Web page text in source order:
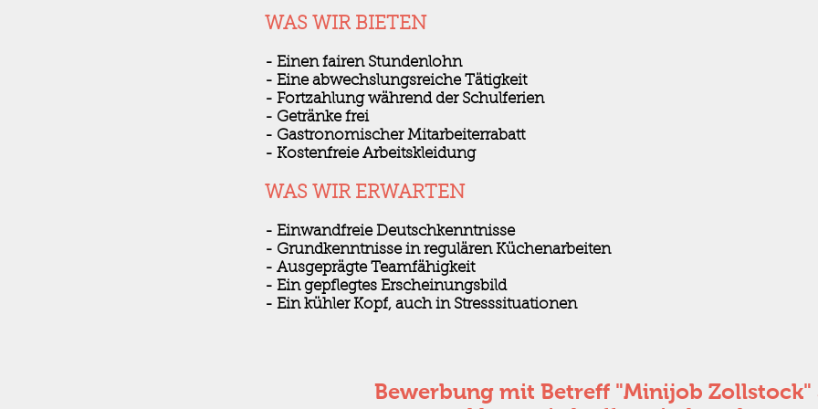
WAS WIR BIETEN
- Einen fairen Stundenlohn
- Eine abwechslungsreiche Tätigkeit
- Fortzahlung während der Schulferien
- Getränke frei
- Gastronomischer Mitarbeiterrabatt
- Kostenfreie Arbeitskleidung
WAS WIR ERWARTEN
- Einwandfreie Deutschkenntnisse
- Grundkenntnisse in regulären Küchenarbeiten
- Ausgeprägte Teamfähigkeit
- Ein gepflegtes Erscheinungsbild
- Ein kühler Kopf, auch in Stresssituationen
Bewerbung mit Betreff "Minijob Zollstock"